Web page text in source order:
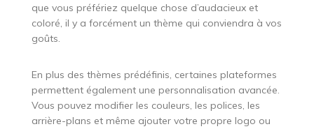
que vous préfériez quelque chose d’audacieux et
coloré, il y a forcément un thème qui conviendra à vos
goûts.
En plus des thèmes prédéfinis, certaines plateformes
permettent également une personnalisation avancée.
Vous pouvez modifier les couleurs, les polices, les
arrière-plans et même ajouter votre propre logo ou